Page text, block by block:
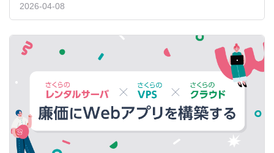
2026-04-08